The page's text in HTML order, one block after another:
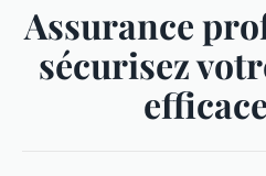
Assurance
sécurisez